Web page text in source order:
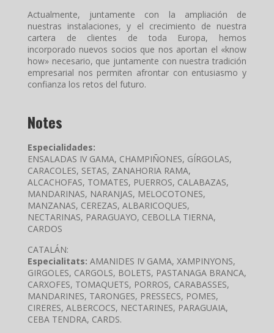
Actualmente, juntamente con la ampliación de
nuestras instalaciones, y el crecimiento de nuestra
cartera de clientes de toda Europa, hemos
incorporado nuevos socios que nos aportan el «know
how» necesario, que juntamente con nuestra tradición
empresarial nos permiten afrontar con entusiasmo y
confianza los retos del futuro.
Notes
Especialidades:
ENSALADAS IV GAMA, CHAMPIÑONES, GÍRGOLAS,
CARACOLES, SETAS, ZANAHORIA RAMA,
ALCACHOFAS, TOMATES, PUERROS, CALABAZAS,
MANDARINAS, NARANJAS, MELOCOTONES,
MANZANAS, CEREZAS, ALBARICOQUES,
NECTARINAS, PARAGUAYO, CEBOLLA TIERNA,
CARDOS
CATALÁN:
Especialitats: AMANIDES IV GAMA, XAMPINYONS,
GIRGOLES, CARGOLS, BOLETS, PASTANAGA BRANCA,
CARXOFES, TOMAQUETS, PORROS, CARABASSES,
MANDARINES, TARONGES, PRESSECS, POMES,
CIRERES, ALBERCOCS, NECTARINES, PARAGUAIA,
CEBA TENDRA, CARDS.